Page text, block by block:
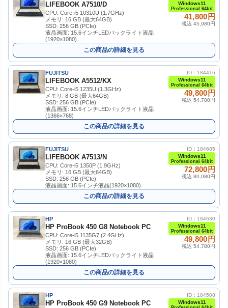
LIFEBOOK A7510/D
CPU: Core-i5 10310U (1.7GHz)
メモリ: 16 GB (最大64GB)
SSD: 256 GB (PCIe)
液晶画面: 15.6インチLEDバックライト液晶
(1920×1080)
Windows11
Professional 64bit
41,800円
税込 45,980円
この商品の詳細を見る
FUJITSU
LIFEBOOK A5512/KX
CPU: Core-i5 1235U (1.3GHz)
メモリ: 8 GB (最大64GB)
SSD: 256 GB (PCIe)
液晶画面: 15.6インチLEDバックライト液晶
(1366×768)
ID：184416
Windows11
Professional 64bit
49,800円
税込 54,780円
この商品の詳細を見る
FUJITSU
LIFEBOOK A7513/N
CPU: Core-i5 1350P (1.9GHz)
メモリ: 16 GB (最大64GB)
SSD: 256 GB (PCIe)
液晶画面: 15.6インチ液晶(1920×1080)
ID：184685
Windows11
Professional 64bit
72,800円
税込 80,080円
この商品の詳細を見る
HP
HP ProBook 450 G8 Notebook PC
CPU: Core-i5 1135G7 (2.4GHz)
メモリ: 16 GB (最大32GB)
SSD: 256 GB (PCIe)
液晶画面: 15.6インチLEDバックライト液晶
(1920×1080)
ID：184630
Windows11
Professional 64bit
49,800円
税込 54,780円
この商品の詳細を見る
HP
HP ProBook 450 G9 Notebook PC
ID：184508
Windows11